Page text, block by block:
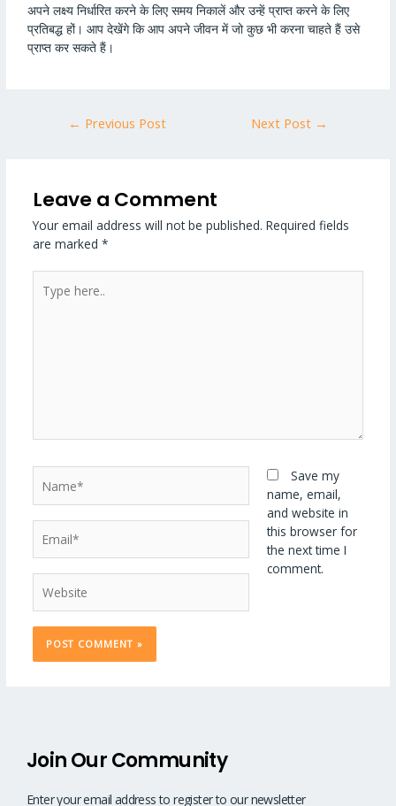
अपने लक्ष्य निर्धारित करने के लिए समय निकालें और उन्हें प्राप्त करने के लिए
प्रतिबद्ध हों। आप देखेंगे कि आप अपने जीवन में जो कुछ भी करना चाहते हैं उसे
प्राप्त कर सकते हैं।
← Previous Post Next Post →
Leave a Comment
Your email address will not be published. Required fields
are marked *
here..
Save my
name, email,
and website in
this browser for
the next time I
comment.
Join Our Community
Enter your email address to register to our newsletter